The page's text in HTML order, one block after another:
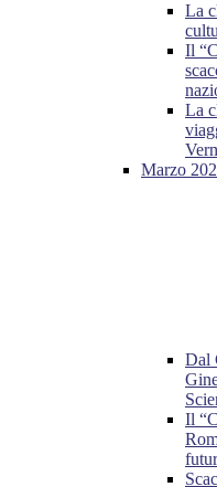
La
Il
La
Marzo
Dal
Il